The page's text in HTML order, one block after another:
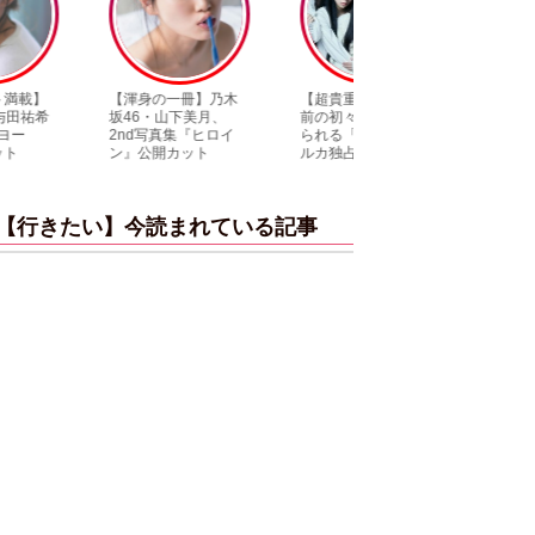
【渾身の一冊】乃木
坂46・山下美月、
2nd写真集『ヒロイ
ン』公開カット
【超貴重】デビュー
前の初々しい姿が見
られる「ILLIT」のセ
ルカ独占公開
【行きたい】今読まれている記事